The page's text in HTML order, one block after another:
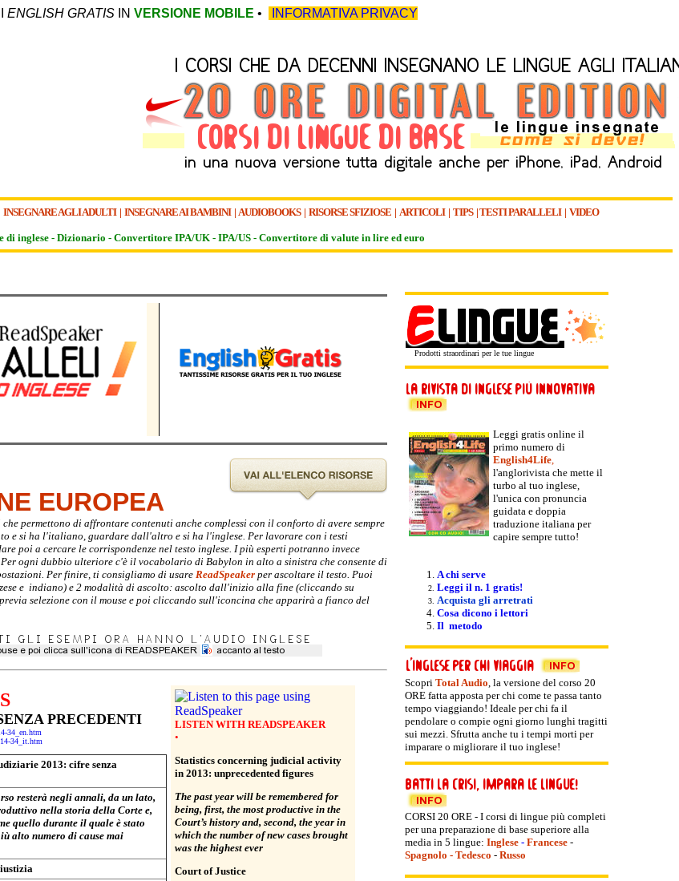
ENGLISH GRATIS IN VERSIONE MOBILE • INFORMATIVA PRIVACY
INSEGNARE AGLI ADULTI | INSEGNARE AI BAMBINI| AUDIOBOOKS| RISORSE SFIZIOSE | ARTICOLI| TIPS|TESTI PARALLELI| VIDEO
di inglese - Dizionario - Convertitore IPA/UK - IPA/US - Convertitore di valute in lire ed euro
EUROPEA
permettono di affrontare contenuti anche complessi con il conforto di avere sempre
e si ha l'italiano, guardare dall'altro e si ha l'inglese. Per lavorare con i testi
poi a cercare le corrispondenze nel testo inglese. I più esperti potranno invece
ogni dubbio ulteriore c'è il vocabolario di Babylon in alto a sinistra che consente di
Per finire, ti consigliamo di usare ReadSpeakerper ascoltare il testo. Puoi
e indiano) e 2 modalità di ascolto: ascolto dall'inizio alla fine (cliccando su
selezione con il mouse e poi cliccando sull'iconcina che apparirà a fianco del
PRECEDENTI
34_en.htm
14-34_it.htm
2013: cifre senza
resterà negli annali, da un lato,
nella storia della Corte e,
quello durante il quale è stato
alto numero di cause mai
LISTEN WITH READSPEAKER
•
Statistics concerning judicial activity
in 2013: unprecedented figures
The past year will be remembered for
being, first, the most productive in the
Court’s history and, second, the year in
which the number of new cases brought
was the highest ever
Court of Justice
Prodotti straordinari per le tue lingue
Leggi gratis online il
primo numero di
English4Life,
l'anglorivista che mette il
turbo al tuo inglese,
l'unica con pronuncia
guidata e doppia
traduzione italiana per
capire sempre tutto!
A chi serve
Leggi il n. 1 gratis!
Acquista gli arretrati
Cosa dicono i lettori
Il metodo
Scopri Total Audio , la versione del corso 20
ORE fatta apposta per chi come te passa tanto
tempo viaggiando! Ideale per chi fa il
pendolare o compie ogni giorno lunghi tragitti
sui mezzi. Sfrutta anche tu i tempi morti per
imparare o migliorare il tuo inglese!
CORSI 20 ORE - I corsi di lingue più completi
per una preparazione di base superiore alla
media in 5 lingue: Inglese- Francese-
Spagnolo - Tedesco - Russo